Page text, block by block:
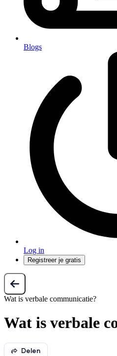
Blogs
Log in
Registreer je gratis
Wat is verbale communicatie?
Wat is verbale
Delen